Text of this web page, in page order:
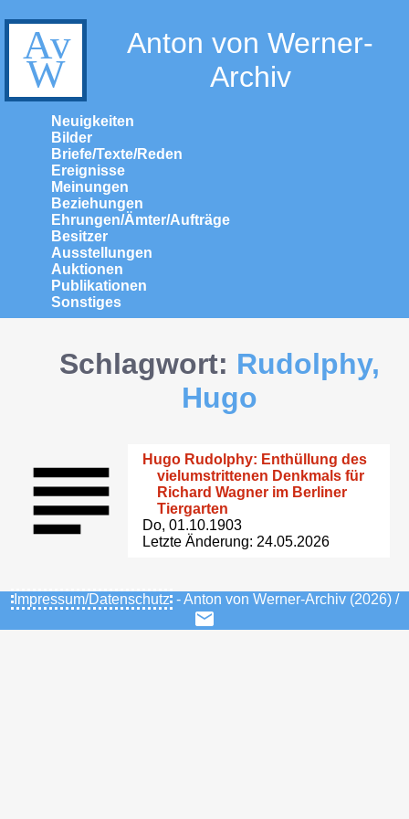
Anton von Werner-
Archiv
Neuigkeiten
Bilder
Briefe/Texte/Reden
Ereignisse
Meinungen
Beziehungen
Ehrungen/Ämter/Aufträge
Besitzer
Ausstellungen
Auktionen
Publikationen
Sonstiges
Schlagwort: Rudolphy,
Hugo
Hugo Rudolphy: Enthüllung des
vielumstrittenen Denkmals für
Richard Wagner im Berliner
Tiergarten
Do, 01.10.1903
Letzte Änderung: 24.05.2026
Impressum/Datenschutz - Anton von Werner-Archiv (2026) /